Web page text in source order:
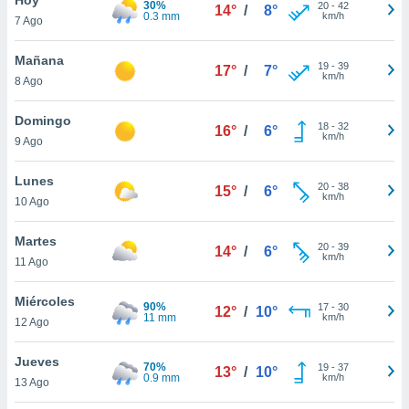
y
en
más
de
7 Ago
30%
0.3 mm
14° / 8° 20- 42
km/h
Mañana
8 Ago
17° / 7° 19- 39
km/h
Domingo
9 Ago
16° / 6° 18- 32
km/h
Lunes
10 Ago
15° / 6° 20- 38
km/h
Martes
11 Ago
14° / 6° 20- 39
km/h
Miércoles
12 Ago
90%
11 mm
12° / 10° 17- 30
km/h
Jueves
13 Ago
70%
0.9 mm
13° / 10° 19- 37
km/h